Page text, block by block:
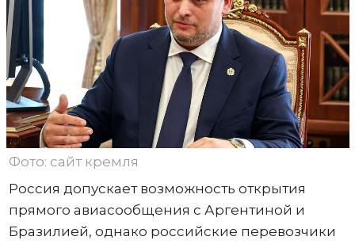
Фото: сайт кремля
Россия допускает возможность открытия
прямого авиасообщения с Аргентиной и
Бразилией, однако российские перевозчики